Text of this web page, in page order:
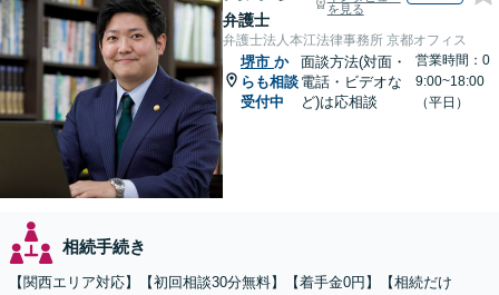
弁護士
を見る
弁護士法人本江法律事務所 京都オフィス
堺市 か
らも相談
受付中
面談方法(対面・
電話・ビデオな
ど)は応相談
営業時間：0
9:00~18:00
（平日）
相続手続き
【関西エリア対応】【初回相談30分無料】【着手金0円】【相続だけ